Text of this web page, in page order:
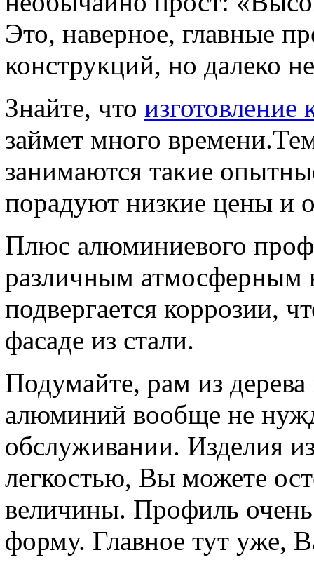
Это, наверное, главные
конструкций, но далеко
Знайте, что
займет много
занимаются такие
порадуют низкие цены и
Плюс алюминиевого
различным атмосферным
подвергается коррозии,
фасаде из стали.
Подумайте, рам из
алюминий вообще не
обслуживании. Изделия
легкостью, Вы можете
величины. Профиль
форму. Главное тут уже,